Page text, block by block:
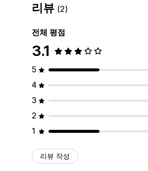
리뷰 (2)
전체 평점
3.1
5
4
3
2
1
리뷰 작성